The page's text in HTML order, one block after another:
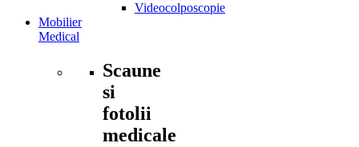
Videocolposcopie
Mobilier
Medical
Scaune
si
fotolii
medicale